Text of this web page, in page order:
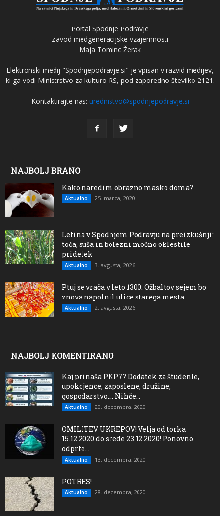
Portal Spodnje Podravje
Zavod medgeneracijske vzajemnosti
Maja Tominc Žerak
Elektronski medij "Spodnjepodravje.si" je vpisan v razvid medijev,
ki ga vodi Ministrstvo za kulturo RS, pod zaporedno številko 2121.
Kontaktirajte nas: urednistvo@spodnjepodravje.si
NAJBOLJ BRANO
Kako naredim obrazno masko doma?
Aktualno 25. marca, 2020
Letina v Spodnjem Podravju na preizkušnji:
toča, suša in bolezni močno oklestile
pridelek
Aktualno 3. avgusta, 2026
Ptuj se vrača v leto 1300: Ožbaltov sejem bo
znova napolnil ulice starega mesta
Aktualno 2. avgusta, 2026
NAJBOLJ KOMENTIRANO
Kaj prinaša PKP7? Dodatek za študente,
upokojence, zaposlene, družine,
gospodarstvo…. Nihče...
Aktualno 20. decembra, 2020
OMILITEV UKREPOV! Velja od torka
15.12.2020 do srede 23.12.2020! Ponovno
odprte...
Aktualno 13. decembra, 2020
POTRES!
Aktualno 28. decembra, 2020